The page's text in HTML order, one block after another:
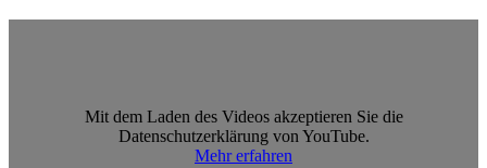
Mit dem Laden des Videos akzeptieren Sie die
Datenschutzerklärung von YouTube.
Mehr erfahren